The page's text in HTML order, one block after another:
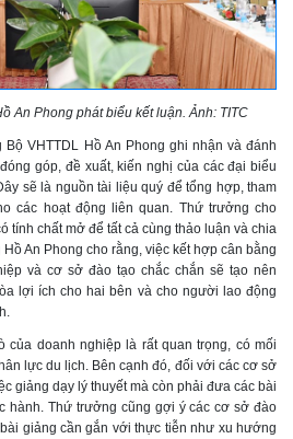
An Phong phát biểu kết luận. Ảnh: TITC
VHTTDL Hồ An Phong ghi nhận và đánh
góp, đề xuất, kiến nghị của các đại biểu
sẽ là nguồn tài liệu quý để tổng hợp, tham
các hoạt động liên quan. Thứ trưởng cho
tính chất mở để tất cả cùng thảo luận và chia
An Phong cho rằng, việc kết hợp cân bằng
và cơ sở đào tạo chắc chắn sẽ tạo nên
lợi ích cho hai bên và cho người lao động
của doanh nghiệp là rất quan trọng, có mối
lực du lịch. Bên cạnh đó, đối với các cơ sở
giảng dạy lý thuyết mà còn phải đưa các bài
hành. Thứ trưởng cũng gợi ý các cơ sở đào
giảng cần gắn với thực tiễn như xu hướng